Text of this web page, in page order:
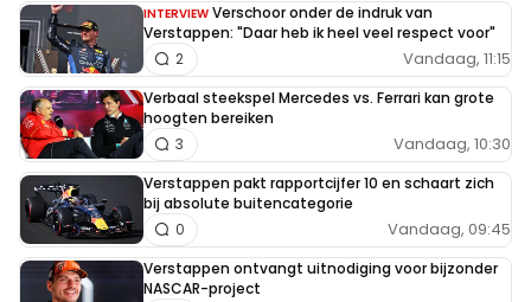
INTERVIEW Verschoor onder de indruk van
Verstappen: "Daar heb ik heel veel respect voor"
Vandaag, 11:15
2
Verbaal steekspel Mercedes vs. Ferrari kan grote
hoogten bereiken
Vandaag, 10:30
3
Verstappen pakt rapportcijfer 10 en schaart zich
bij absolute buitencategorie
Vandaag, 09:45
0
Verstappen ontvangt uitnodiging voor bijzonder
NASCAR-project